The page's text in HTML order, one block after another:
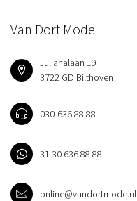
Van Dort Mode
Julianalaan 19
3722 GD Bilthoven
030-636 88 88
31 30 636 88 88
online@vandortmode.nl